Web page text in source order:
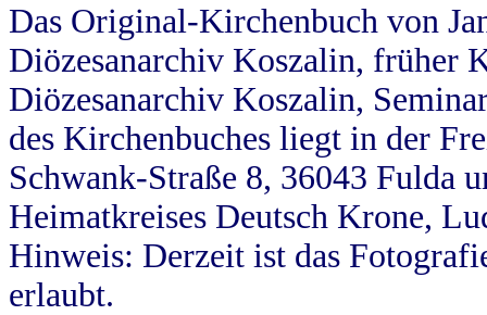
Das Original-Kirchenbuch von
Diözesanarchiv Koszalin, früher
Diözesanarchiv Koszalin,
des Kirchenbuches liegt in der
Schwank-Straße 8, 36043 Fulda
Heimatkreises Deutsch Krone,
Hinweis: Derzeit ist das
erlaubt.